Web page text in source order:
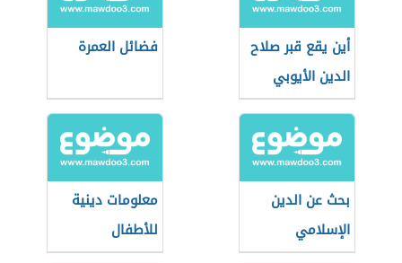
أين يقع قبر صلاح
الدين الأيوبي
فضائل العمرة
بحث عن الدين
الإسلامي
معلومات دينية
للأطفال